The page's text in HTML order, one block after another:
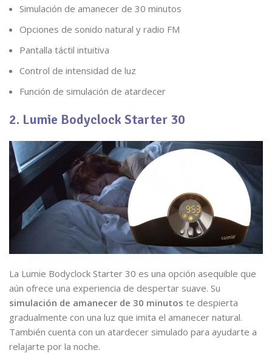
Simulación de amanecer de 30 minutos
Opciones de sonido natural y radio FM
Pantalla táctil intuitiva
Control de intensidad de luz
Función de simulación de atardecer
2. Lumie Bodyclock Starter 30
La Lumie Bodyclock Starter 30 es una opción asequible que
aún ofrece una experiencia de despertar suave. Su
simulación de amanecer de 30 minutos te despierta
gradualmente con una luz que imita el amanecer natural.
También cuenta con un atardecer simulado para ayudarte a
relajarte por la noche.